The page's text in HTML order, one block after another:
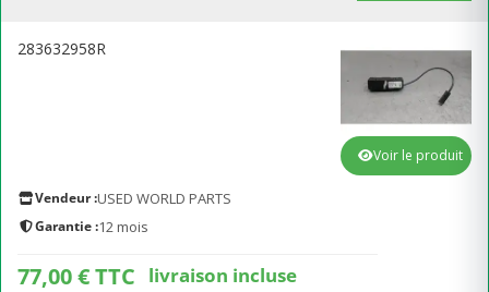
283632958R
Vendeur :USED WORLD PARTS
Garantie :12 mois
77,00 € TTC livraison incluse
Voir le produit